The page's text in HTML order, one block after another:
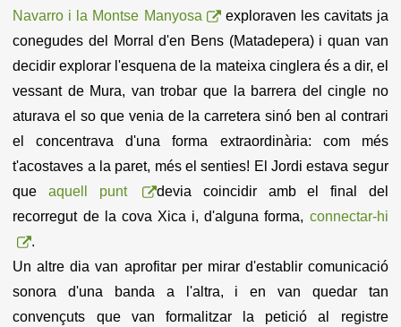
Navarro i la Montse Manyosa
exploraven les cavitats ja
conegudes del Morral d'en Bens (Matadepera) i quan van
decidir explorar l'esquena de la mateixa cinglera és a dir, el
vessant de Mura, van trobar que la barrera del cingle no
aturava el so que venia de la carretera sinó ben al contrari
el concentrava d'una forma extraordinària: com més
t'acostaves a la paret, més el senties! El Jordi estava segur
queaquell punt
devia coincidir amb el final del
recorregut de la cova Xica i, d'alguna forma, connectar-hi
.
Un altre dia van aprofitar per mirar d'establir comunicació
sonora d'una banda a l'altra, i en van quedar tan
convençuts que van formalitzar la petició al registre